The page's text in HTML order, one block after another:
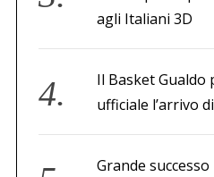
agli Italiani 3D
Il Basket Gualdo
ufficiale l’arrivo
Grande